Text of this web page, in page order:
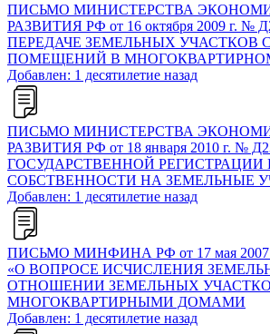
ПИСЬМО МИНИСТЕРСТВА
РАЗВИТИЯ РФ от 16 октября 2009 г. №
ПЕРЕДАЧЕ ЗЕМЕЛЬНЫХ УЧАСТКОВ
ПОМЕЩЕНИЙ В
Добавлен: 1 десятилетие назад
ПИСЬМО МИНИСТЕРСТВА
РАЗВИТИЯ РФ от 18 января 2010 г. №
ГОСУДАРСТВЕННОЙ РЕГИСТРАЦИИ
СОБСТВЕННОСТИ НА ЗЕМЕЛЬНЫЕ
Добавлен: 1 десятилетие назад
ПИСЬМО МИНФИНА РФ от 17 мая 2007
«О ВОПРОСЕ ИСЧИСЛЕНИЯ
ОТНОШЕНИИ ЗЕМЕЛЬНЫХ
МНОГОКВАРТИРНЫМИ ДОМАМИ
Добавлен: 1 десятилетие назад